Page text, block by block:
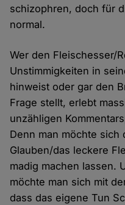
schizophren, doch für
normal.
Wer den Fleischesser/
Unstimmigkeiten in
hinweist oder gar den
Frage stellt, erlebt
unzähligen
Denn man möchte sich
Glauben/das leckere
madig machen lassen.
möchte man sich mit
dass das eigene Tun